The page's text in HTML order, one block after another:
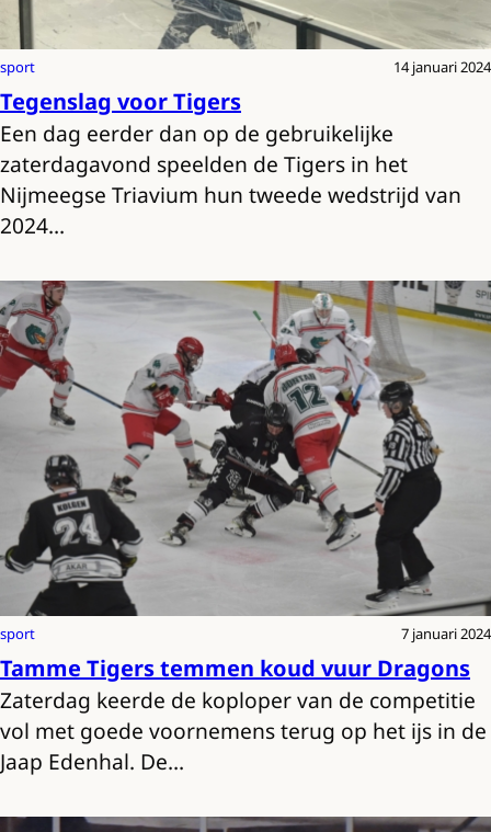
sport 14 januari 2024
Tegenslag voor Tigers
Een dag eerder dan op de gebruikelijke
zaterdagavond speelden de Tigers in het
Nijmeegse Triavium hun tweede wedstrijd van
2024…
sport 7 januari 2024
Tamme Tigers temmen koud vuur Dragons
Zaterdag keerde de koploper van de competitie
vol met goede voornemens terug op het ijs in de
Jaap Edenhal. De…